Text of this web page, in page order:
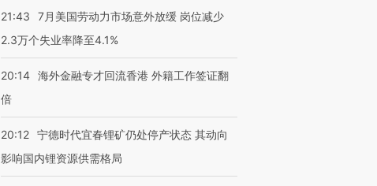
21:43
7月美国劳动力市场意外放缓 岗位减少
2.3万个失业率降至4.1%
20:14 海外金融专才回流香港 外籍工作签证翻
倍
20:12 宁德时代宜春锂矿仍处停产状态 其动向
影响国内锂资源供需格局